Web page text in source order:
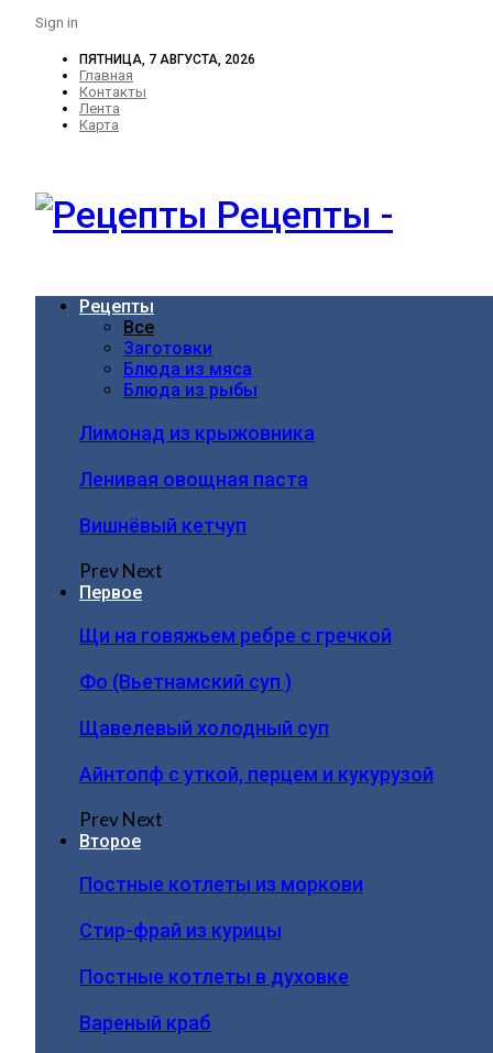
Sign in
ПЯТНИЦА, 7 АВГУСТА, 2026
Главная
Контакты
Лента
Карта
Рецепты -
Рецепты
Все
Заготовки
Блюда из мяса
Блюда из рыбы
Лимонад из крыжовника
Ленивая овощная паста
Вишнёвый кетчуп
PrevNext
Первое
Щи на говяжьем ребре с гречкой
Фо (Вьетнамский суп )
Щавелевый холодный суп
Айнтопф с уткой, перцем и кукурузой
PrevNext
Второе
Постные котлеты из моркови
Стир-фрай из курицы
Постные котлеты в духовке
Вареный краб